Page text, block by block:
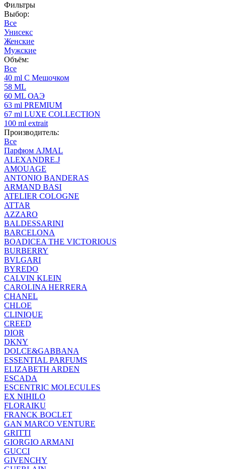
Фильтры
Выбор:
Все
Унисекс
Женские
Мужские
Объём:
Все
40 ml С Мешочком
58 ML
60 ML ОАЭ
63 ml PREMIUM
67 ml LUXE COLLECTION
100 ml extrait
Производитель:
Все
Парфюм AJMAL
ALEXANDRE.J
AMOUAGE
ANTONIO BANDERAS
ARMAND BASI
ATELIER COLOGNE
ATTAR
AZZARO
BALDESSARINI
BARCELONA
BOADICEA THE VICTORIOUS
BURBERRY
BVLGARI
BYREDO
CALVIN KLEIN
CAROLINA HERRERA
CHANEL
CHLOE
CLINIQUE
CREED
DIOR
DKNY
DOLCE&GABBANA
ESSENTIAL PARFUMS
ELIZABETH ARDEN
ESCADA
ESCENTRIC MOLECULES
EX NIHILO
FLORAIKU
FRANCK BOCLET
GAN MARCO VENTURE
GRITTI
GIORGIO ARMANI
GUCCI
GIVENCHY